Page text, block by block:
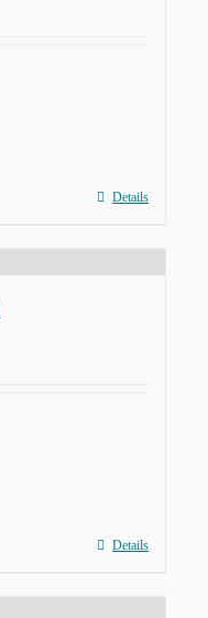
Details
Details